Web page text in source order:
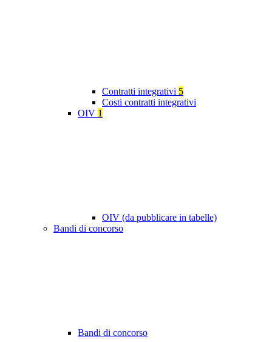
Contratti integrativi 5
Costi contratti integrativi
OIV 1
OIV (da pubblicare in tabelle)
Bandi di concorso
Bandi di concorso